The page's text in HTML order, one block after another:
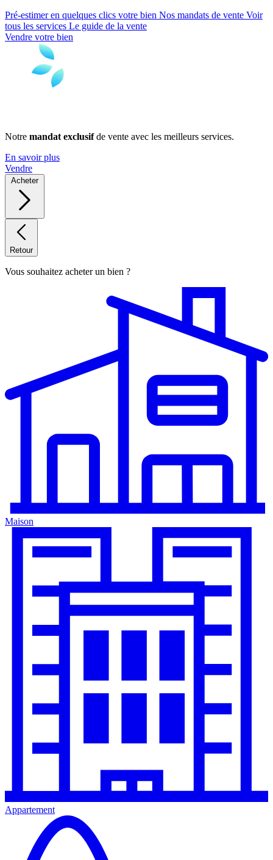
Pré-estimer en quelques clics votre bien Nos mandats de vente Voir
tous les services Le guide de la vente
Vendre votre bien
Notre mandat exclusifde vente avec les meilleurs services.
En savoir plus
Vendre
Acheter
Retour
Vous souhaitez acheter un bien ?
Maison
Appartement